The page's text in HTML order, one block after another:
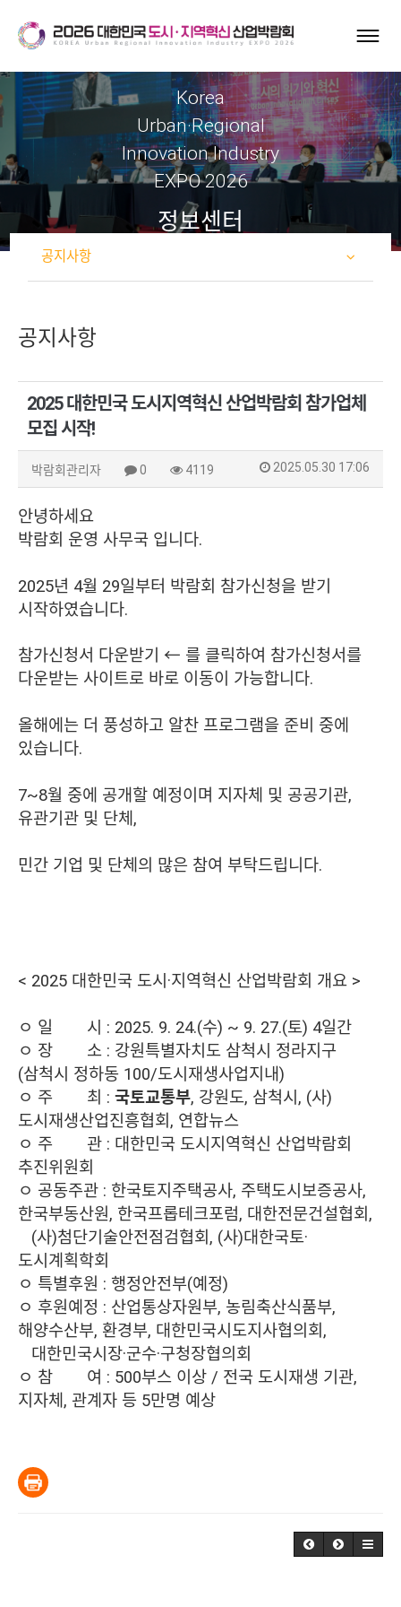
Korea
Urban·Regional
Innovation Industry
EXPO 2026
정보센터
공지사항
공지사항
2025 대한민국 도시지역혁신 산업박람회 참가업체
모집 시작!
박람회관리자 0 4119 2025.05.30 17:06
안녕하세요
박람회 운영 사무국 입니다.
2025년 4월 29일부터 박람회 참가신청을 받기
시작하였습니다.
참가신청서 다운받기 ← 를 클릭하여 참가신청서를
다운받는 사이트로 바로 이동이 가능합니다.
올해에는 더 풍성하고 알찬 프로그램을 준비 중에
있습니다.
7~8월 중에 공개할 예정이며 지자체 및 공공기관,
유관기관 및 단체,
민간 기업 및 단체의 많은 참여 부탁드립니다.
< 2025 대한민국 도시·지역혁신 산업박람회 개요 >
ㅇ 일
시 : 2025. 9. 24.(수) ~ 9. 27.(토) 4일간
ㅇ 장
소 : 강원특별자치도 삼척시 정라지구
(삼척시 정하동 100/도시재생사업지내)
ㅇ 주
최 : 국토교통부, 강원도, 삼척시, (사)
도시재생산업진흥협회, 연합뉴스
ㅇ 주
관 : 대한민국 도시지역혁신 산업박람회
추진위원회
ㅇ 공동주관 : 한국토지주택공사, 주택도시보증공사,
한국부동산원, 한국프롭테크포럼, 대한전문건설협회,
(사)첨단기술안전점검협회, (사)대한국토·
도시계획학회
ㅇ 특별후원 : 행정안전부(예정)
ㅇ 후원예정 : 산업통상자원부, 농림축산식품부,
해양수산부, 환경부, 대한민국시도지사협의회,
대한민국시장·군수·구청장협의회
ㅇ 참
여 : 500부스 이상 / 전국 도시재생 기관,
지자체, 관계자 등 5만명 예상